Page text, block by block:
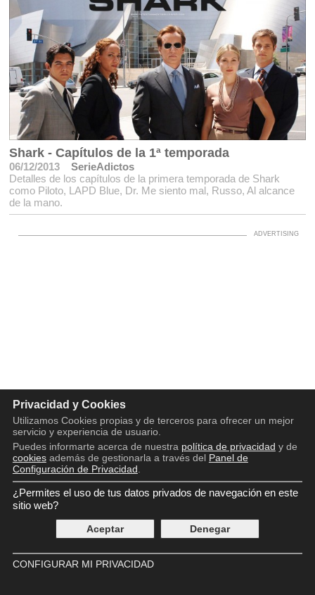
Shark - Capítulos de la 1ª temporada
06/12/2013
SerieAdictos
Detalles de los capítulos de la primera temporada de Shark
como Piloto, LAPD Blue, Dr. Me siento mal, Russo, Al alcance
de la mano.
Copyright © 2016 - 2026
Aviso legal
Política de cookies
Panel de Control de Privacidad
Contácto
Privacidad y Cookies
Utilizamos Cookies propias y de terceros para ofrecer un mejor
servicio y experiencia de usuario.
Puedes informarte acerca de nuestra política de privacidad y de
cookiesademás de gestionarla a través del Panel de
Configuración de Privacidad
¿Permites el uso de tus datos privados de navegación en este
sitio web?
Aceptar Denegar
CONFIGURAR MI PRIVACIDAD